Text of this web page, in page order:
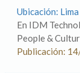
Ubicación:
En IDM
People &
Publicación: